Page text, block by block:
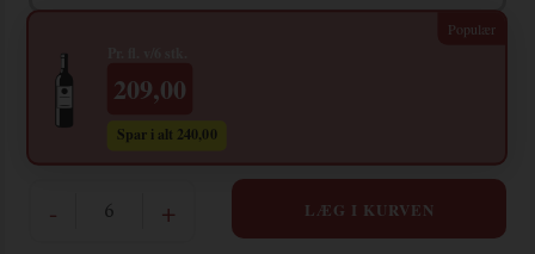
Spar i alt 240,00
209,00
- +